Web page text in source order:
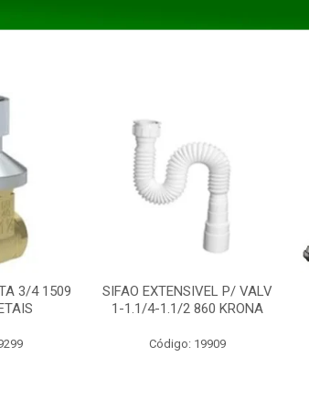
3/4 1509
SIFAO EXTENSIVEL P/ VALV
1-1.1/4-1.1/2 860 KRONA
Código: 19909